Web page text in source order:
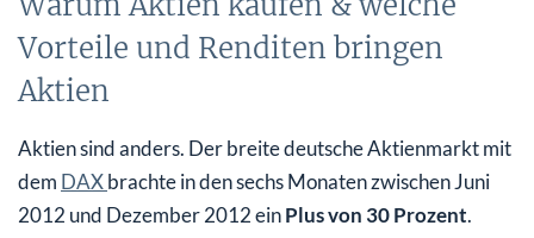
Was braucht man für den Kauf von Aktien? Wer kann sie
kaufen?
Welche Regeln gibt es beim Kauf von Aktien?
Wie kann man mit Aktien Geld verdienen? Wann kauft
Vorteile und Renditen bringen
Aktien
Aktien sind anders. Der breite deutsche Aktienmarkt mit
dem DAXbrachte in den sechs Monaten zwischen Juni
2012 und Dezember 2012 einPlus von 30 Prozent.